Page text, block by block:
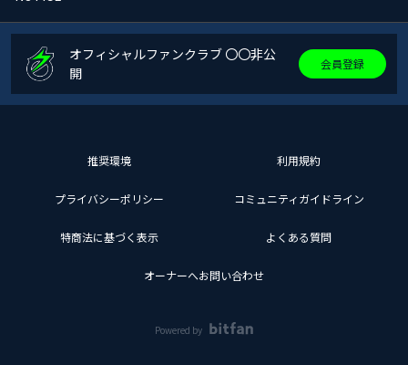
オフィシャルファンクラブ 〇〇非公
開
会員登録
推奨環境 利用規約
プライバシーポリシー コミュニティガイドライン
特商法に基づく表示 よくある質問
オーナーへお問い合わせ
Powered by